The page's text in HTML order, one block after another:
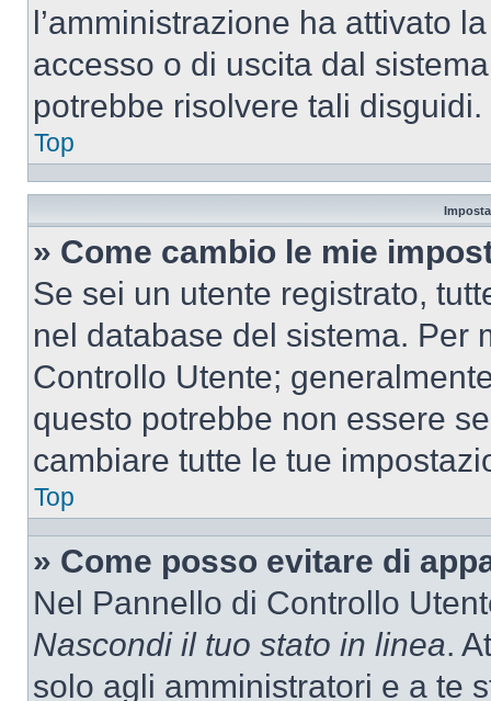
l’amministrazione ha attivato
accesso o di uscita dal
potrebbe risolvere tali disguidi.
Top
» Come cambio le mie
Se sei un utente registrato,
nel database del sistema. Per
Controllo Utente;
questo potrebbe non essere
cambiare tutte le tue
Top
» Come posso evitare di
Nel Pannello di Controllo
Nascondi il tuo stato in linea.
solo agli amministratori e a te